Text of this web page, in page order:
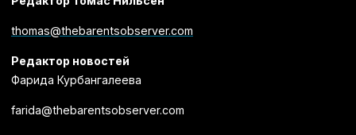
thomas@thebarentsobserver.com
Редактор новостей
Фарида Курбангалеева
farida@thebarentsobserver.com